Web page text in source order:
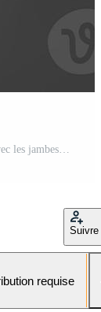
Bel homme caucasien souriant torse nu sautant avec les jambes grandes ouvertes en arrière-plan gris studio isolé Photo Pro
Suivre
requise